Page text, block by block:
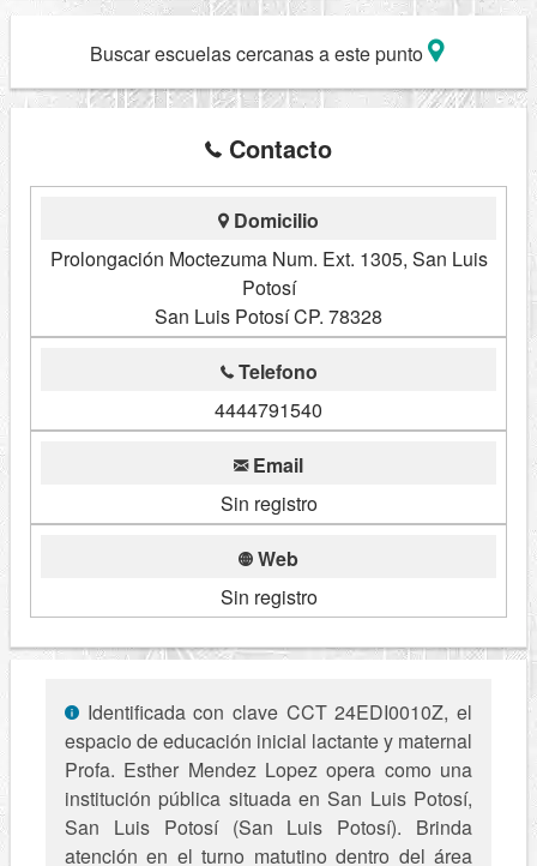
Buscar escuelas cercanas a este punto
Contacto
Domicilio
Prolongación Moctezuma Num. Ext. 1305, San Luis
Potosí
San Luis Potosí CP. 78328
Telefono
4444791540
Email
Sin registro
Web
Sin registro
Identificada con clave CCT 24EDI0010Z, el
espacio de educación inicial lactante y maternal
Profa. Esther Mendez Lopez opera como una
institución pública situada en San Luis Potosí,
San Luis Potosí (San Luis Potosí). Brinda
atención en el turno matutino dentro del área